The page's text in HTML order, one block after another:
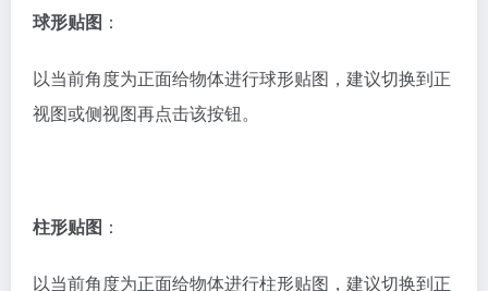
钮（彩色），然后在面上右键。
投影贴图：